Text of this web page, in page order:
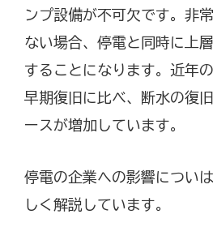
ンプ設備が不可欠です。非
ない場合、停電と同時に上
することになります。近年
早期復旧に比べ、断水の復
ースが増加しています。
停電の企業への影響につい
しく解説しています。